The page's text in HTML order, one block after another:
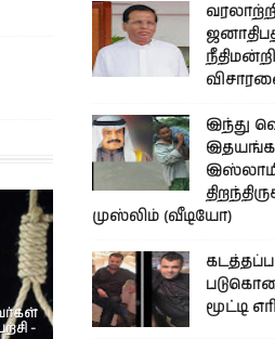
-
இந்து
முஸ்லிம் (வீடியோ)
மூட்டி